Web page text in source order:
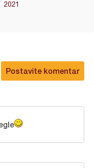
2021
Postavite komentar